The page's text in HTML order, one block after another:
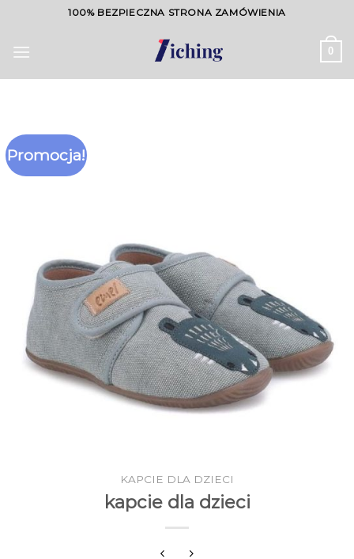
content
100% BEZPIECZNA STRONA ZAMÓWIENIA
0
Promocja!
KAPCIE DLA DZIECI
kapcie dla dzieci